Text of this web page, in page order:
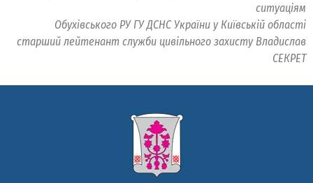
ситуаціям
Обухівського РУ ГУ ДСНС України у Київській області
старший лейтенант служби цивільного захисту Владислав
СЕКРЕТ